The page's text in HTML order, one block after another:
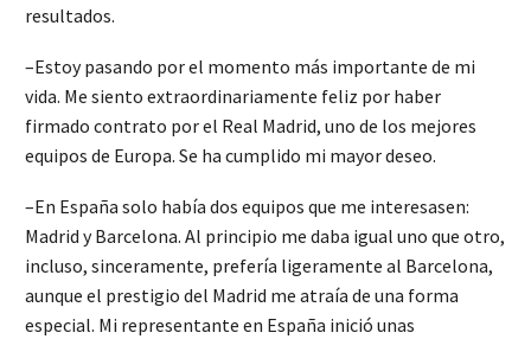
resultados.
–Estoy pasando por el momento más importante de mi
vida. Me siento extraordinariamente feliz por haber
firmado contrato por el Real Madrid, uno de los mejores
equipos de Europa. Se ha cumplido mi mayor deseo.
–En España solo había dos equipos que me interesasen:
Madrid y Barcelona. Al principio me daba igual uno que otro,
incluso, sinceramente, prefería ligeramente al Barcelona,
aunque el prestigio del Madrid me atraía de una forma
especial. Mi representante en España inició unas